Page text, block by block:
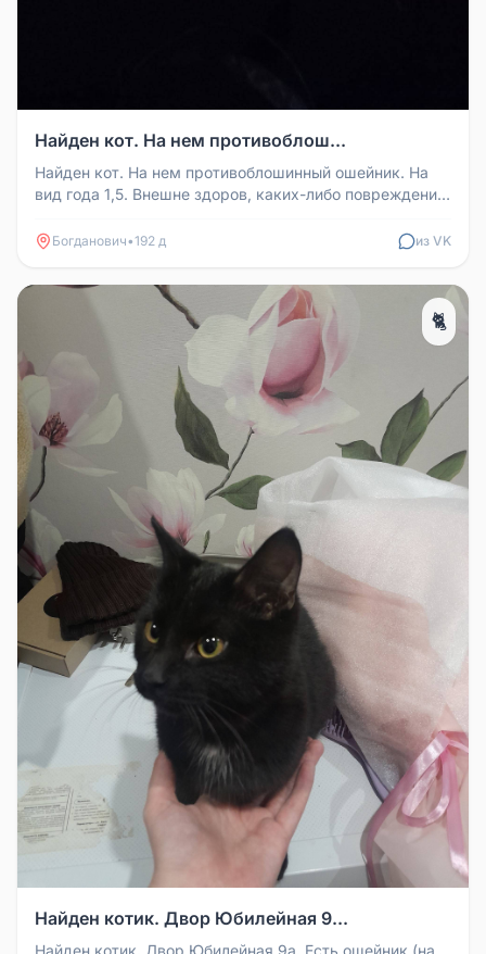
Найден кот. На нем противоблош...
Найден кот. На нем противоблошинный ошейник. На
вид года 1,5. Внешне здоров, каких-либо повреждений
Богданович•192 д из VK
🐈
Найден котик. Двор Юбилейная 9...
Найден котик. Двор Юбилейная 9а. Есть ошейник (на